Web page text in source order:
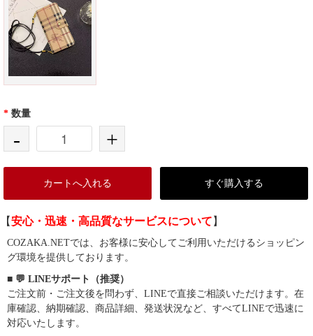
* 数量
- +
カートへ入れる すぐ購入する
【安心・迅速・高品質なサービスについて 】
COZAKA.NETでは、お客様に安心してご利用いただけるショッピン
グ環境を提供しております。
■ 💬 LINEサポート（推奨）
ご注文前・ご注文後を問わず、LINEで直接ご相談いただけます。在
庫確認、納期確認、商品詳細、発送状況など、すべてLINEで迅速に
対応いたします。